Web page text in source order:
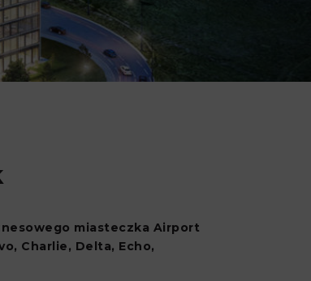
miasteczka Airport
Charlie, Delta, Echo,